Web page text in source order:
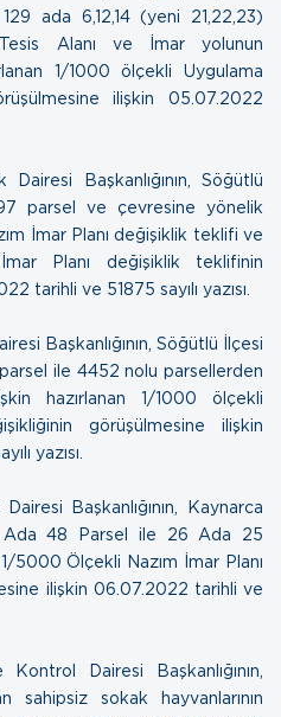
ada 6,12,14 (yeni 21,22,23)
Alanı ve İmar yolunun
1/1000 ölçekli Uygulama
ilişkin 05.07.2022
Başkanlığının, Söğütlü
parsel ve çevresine yönelik
İmar Planı değişiklik teklifi ve
Planı değişiklik teklifinin
tarihli ve 51875 sayılı yazısı.
Başkanlığının, Söğütlü İlçesi
ile 4452 nolu parsellerden
hazırlanan 1/1000 ölçekli
görüşülmesine ilişkin
yazısı.
Başkanlığının, Kaynarca
Ada 48 Parsel ile 26 Ada 25
5000 Ölçekli Nazım İmar Planı
ilişkin 06.07.2022 tarihli ve
Dairesi Başkanlığının,
sahipsiz sokak hayvanlarının